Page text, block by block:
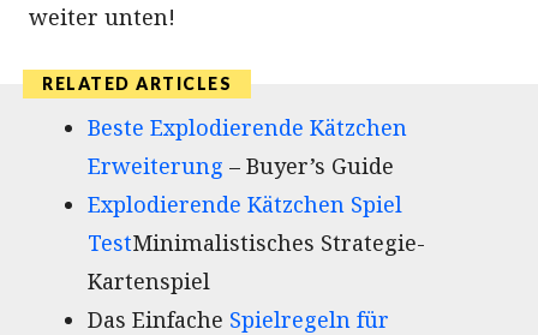
weiter unten!
Beste Explodierende Kätzchen
Erweiterung – Buyer’s Guide
Explodierende Kätzchen Spiel
TestMinimalistisches Strategie-
Kartenspiel
Das Einfache Spielregeln für